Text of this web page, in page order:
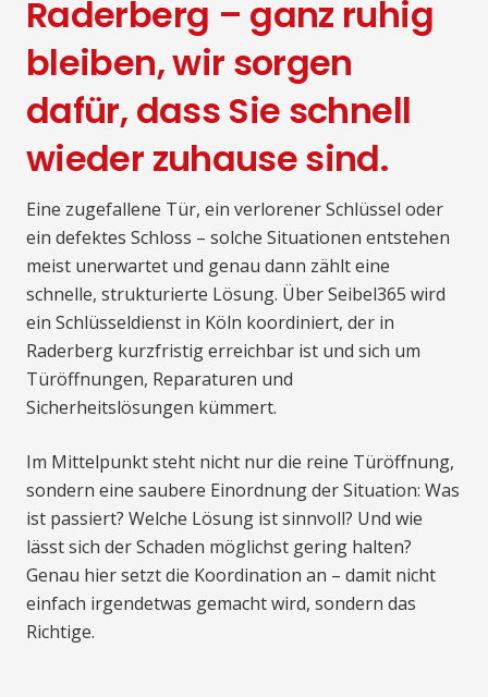
Raderberg – ganz ruhig
bleiben, wir sorgen
dafür, dass Sie schnell
wieder zuhause sind.
Eine zugefallene Tür, ein verlorener Schlüssel oder
ein defektes Schloss – solche Situationen entstehen
meist unerwartet und genau dann zählt eine
schnelle, strukturierte Lösung. Über Seibel365 wird
ein Schlüsseldienst in Köln koordiniert, der in
Raderberg kurzfristig erreichbar ist und sich um
Türöffnungen, Reparaturen und
Sicherheitslösungen kümmert.
Im Mittelpunkt steht nicht nur die reine Türöffnung,
sondern eine saubere Einordnung der Situation: Was
ist passiert? Welche Lösung ist sinnvoll? Und wie
lässt sich der Schaden möglichst gering halten?
Genau hier setzt die Koordination an – damit nicht
einfach irgendetwas gemacht wird, sondern das
Richtige.